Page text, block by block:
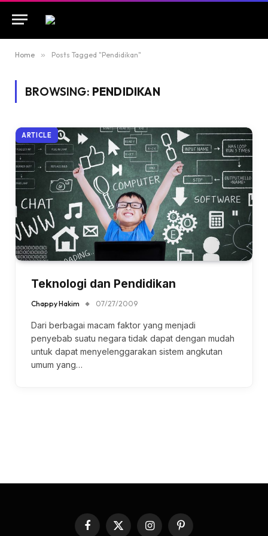
Home » Posts Tagged "Pendidikan"
BROWSING: PENDIDIKAN
ARTICLE
Teknologi dan Pendidikan
Chappy Hakim 07/27/2009
Dari berbagai macam faktor yang menjadi
penyebab suatu negara tidak dapat dengan mudah
untuk dapat menyelenggarakan sistem angkutan
umum yang…
Facebook
X InstagramPinterest